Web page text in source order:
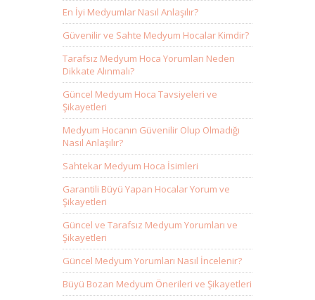
En İyi Medyumlar Nasıl Anlaşılır?
Güvenilir ve Sahte Medyum Hocalar Kimdir?
Tarafsız Medyum Hoca Yorumları Neden
Dikkate Alınmalı?
Güncel Medyum Hoca Tavsiyeleri ve
Şikayetleri
Medyum Hocanın Güvenilir Olup Olmadığı
Nasıl Anlaşılır?
Sahtekar Medyum Hoca İsimleri
Garantili Büyü Yapan Hocalar Yorum ve
Şikayetleri
Güncel ve Tarafsız Medyum Yorumları ve
Şikayetleri
Güncel Medyum Yorumları Nasıl İncelenir?
Büyü Bozan Medyum Önerileri ve Şikayetleri